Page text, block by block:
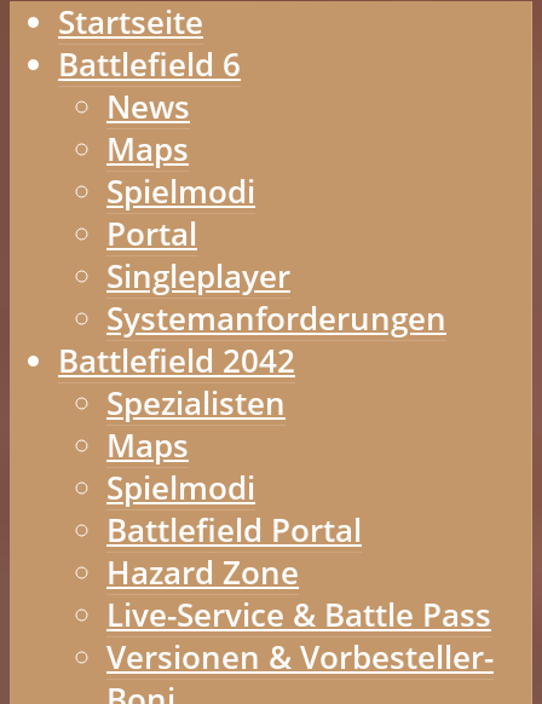
Startseite
Battlefield 6
News
Maps
Spielmodi
Portal
Singleplayer
Systemanforderungen
Battlefield 2042
Spezialisten
Maps
Spielmodi
Battlefield Portal
Hazard Zone
Live-Service & Battle Pass
Versionen & Vorbesteller-